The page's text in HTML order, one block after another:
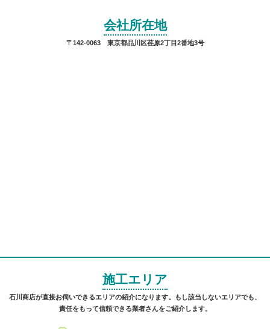
会社所在地
〒142-0063 東京都品川区荏原2丁目2番地3号
施工エリア
石川商店が直接お伺いできるエリアの紹介になります。もし該当しないエリアでも、
責任をもって信頼できる業者さんをご紹介します。